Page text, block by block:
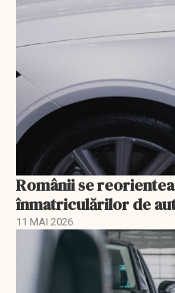
Românii se
înmatriculărilor de
11 MAI 2026